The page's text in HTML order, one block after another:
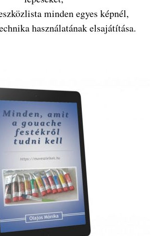
minden egyes képnél,
használatának elsajátítása.